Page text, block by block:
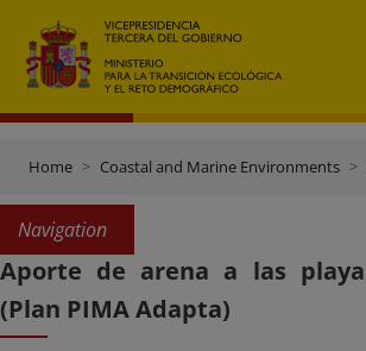
Home Coastal and Marine Environments
Navigation
Aporte de arena a las
(Plan PIMA Adapta)